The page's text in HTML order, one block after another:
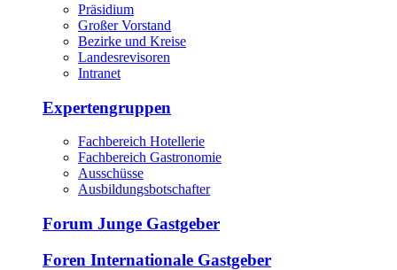
Präsidium
Großer Vorstand
Bezirke und Kreise
Landesrevisoren
Intranet
Expertengruppen
Fachbereich Hotellerie
Fachbereich Gastronomie
Ausschüsse
Ausbildungsbotschafter
Forum Junge Gastgeber
Foren Internationale Gastgeber